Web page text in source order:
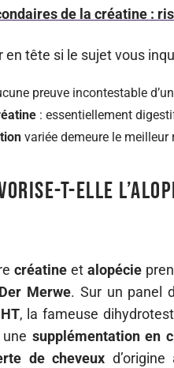
de la créatine :
en tête si le sujet vous
preuve incontestable
: essentiellement
variée demeure le meilleur
t-elle
créatine etalopécie
Merwe. Sur un panel
, la fameuse
supplémentation en
de cheveux